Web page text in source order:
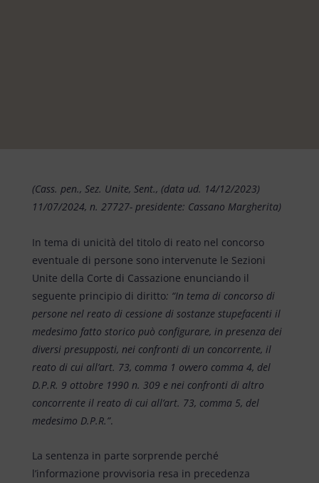
(Cass. pen., Sez. Unite, Sent., (data ud. 14/12/2023)
11/07/2024, n. 27727- presidente: Cassano Margherita)
In tema di unicità del titolo di reato nel concorso
eventuale di persone sono intervenute le Sezioni
Unite della Corte di Cassazione enunciando il
seguente principio di diritto: “In tema di concorso di
persone nel reato di cessione di sostanze stupefacenti il
medesimo fatto storico può configurare, in presenza dei
diversi presupposti, nei confronti di un concorrente, il
reato di cui all’art. 73, comma 1 ovvero comma 4, del
D.P.R. 9 ottobre 1990 n. 309 e nei confronti di altro
concorrente il reato di cui all’art. 73, comma 5, del
medesimo D.P.R.”.
La sentenza in parte sorprende perché
l’informazione provvisoria resa in precedenza